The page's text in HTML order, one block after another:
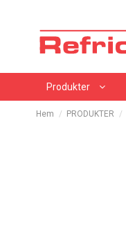
Produkter
Hem PRODUKTER